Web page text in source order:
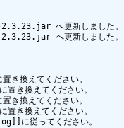
へ更新しました。
へ更新しました。
換えてください。
換えてください。
換えてください。
換えてください。
に従ってください。